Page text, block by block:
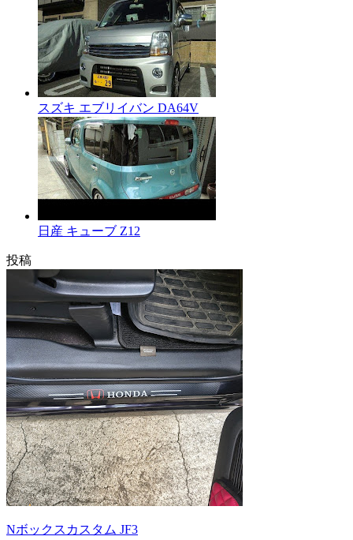
スズキ エブリイバン DA64V
日産 キューブ Z12
投稿
Nボックスカスタム JF3